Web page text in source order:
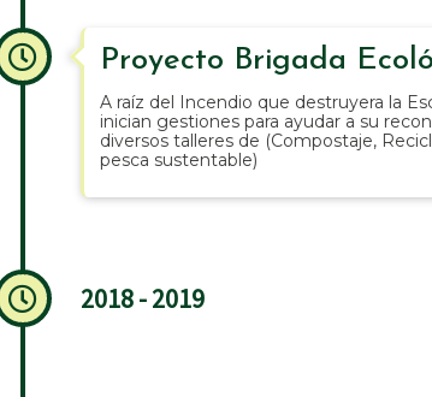
Proyecto Brigada
A raíz del Incendio que destruyera la
inician gestiones para ayudar a su
diversos talleres de (Compostaje,
pesca sustentable)
2018 - 2019